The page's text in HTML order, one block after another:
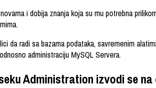
i dobija znanja koja su mu potrebna
da radi sa bazama podataka, savremenim
administraciju MySQL Servera.
Administration izvodi se